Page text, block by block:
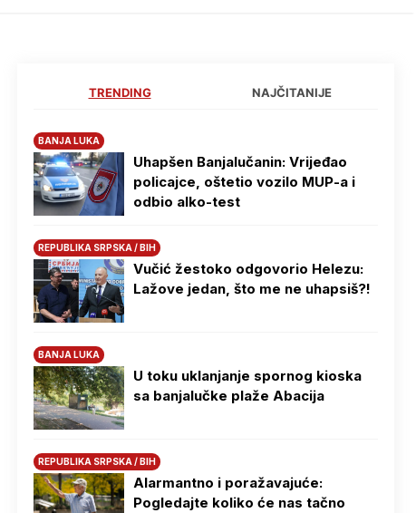
TRENDING NAJČITANIJE
BANJA LUKA
Uhapšen Banjalučanin: Vrijeđao
policajce, oštetio vozilo MUP-a i
odbio alko-test
REPUBLIKA SRPSKA / BIH
Vučić žestoko odgovorio Helezu:
Lažove jedan, što me ne uhapsiš?!
BANJA LUKA
U toku uklanjanje spornog kioska
sa banjalučke plaže Abacija
REPUBLIKA SRPSKA / BIH
Alarmantno i poražavajuće:
Pogledajte koliko će nas tačno